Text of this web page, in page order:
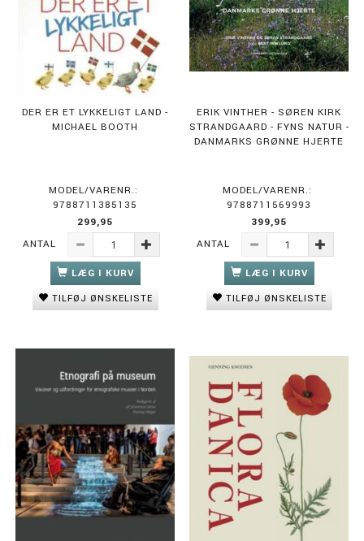
DER ER ET LYKKELIGT LAND -
MICHAEL BOOTH
MODEL/VARENR.:
9788711385135
299,95
ANTAL
LÆG I KURV
TILFØJ ØNSKELISTE
ERIK VINTHER - SØREN KIRK
STRANDGAARD - FYNS NATUR -
DANMARKS GRØNNE HJERTE
MODEL/VARENR.:
9788711569993
399,95
ANTAL
LÆG I KURV
TILFØJ ØNSKELISTE